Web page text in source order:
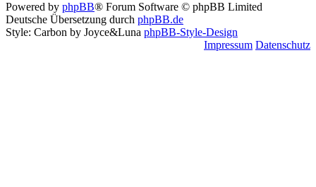
Powered by phpBB® Forum Software © phpBB Limited
Deutsche Übersetzung durch phpBB.de
Style: Carbon by Joyce&Luna phpBB-Style-Design
Impressum Datenschutz